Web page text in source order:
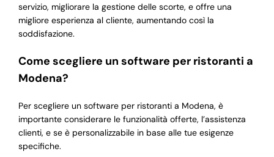
servizio, migliorare la gestione delle scorte, e offre una
migliore esperienza al cliente, aumentando così la
soddisfazione.
Come scegliere un software per ristoranti a
Modena?
Per scegliere un software per ristoranti a Modena, è
importante considerare le funzionalità offerte, l’assistenza
clienti, e se è personalizzabile in base alle tue esigenze
specifiche.